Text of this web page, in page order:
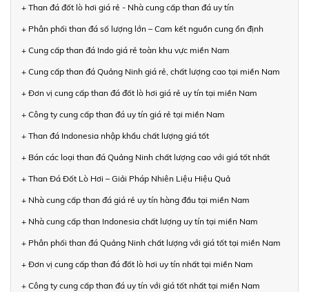
+ Than đá đốt lò hơi giá rẻ - Nhà cung cấp than đá uy tín
+ Phân phối than đá số lượng lớn – Cam kết nguồn cung ổn định
+ Cung cấp than đá Indo giá rẻ toàn khu vực miền Nam
+ Cung cấp than đá Quảng Ninh giá rẻ, chất lượng cao tại miền Nam
+ Đơn vị cung cấp than đá đốt lò hơi giá rẻ uy tín tại miền Nam
+ Công ty cung cấp than đá uy tín giá rẻ tại miền Nam
+ Than đá Indonesia nhập khẩu chất lượng giá tốt
+ Bán các loại than đá Quảng Ninh chất lượng cao với giá tốt nhất
+ Than Đá Đốt Lò Hơi – Giải Pháp Nhiên Liệu Hiệu Quả
+ Nhà cung cấp than đá giá rẻ uy tín hàng đầu tại miền Nam
+ Nhà cung cấp than Indonesia chất lượng uy tín tại miền Nam
+ Phân phối than đá Quảng Ninh chất lượng với giá tốt tại miền Nam
+ Đơn vị cung cấp than đá đốt lò hơi uy tín nhất tại miền Nam
+ Công ty cung cấp than đá uy tín với giá tốt nhất tại miền Nam